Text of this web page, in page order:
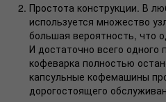
Простота конструкции. В
используется множество
большая вероятность, что
И достаточно всего одного
кофеварка полностью
капсульные кофемашины
дорогостоящего